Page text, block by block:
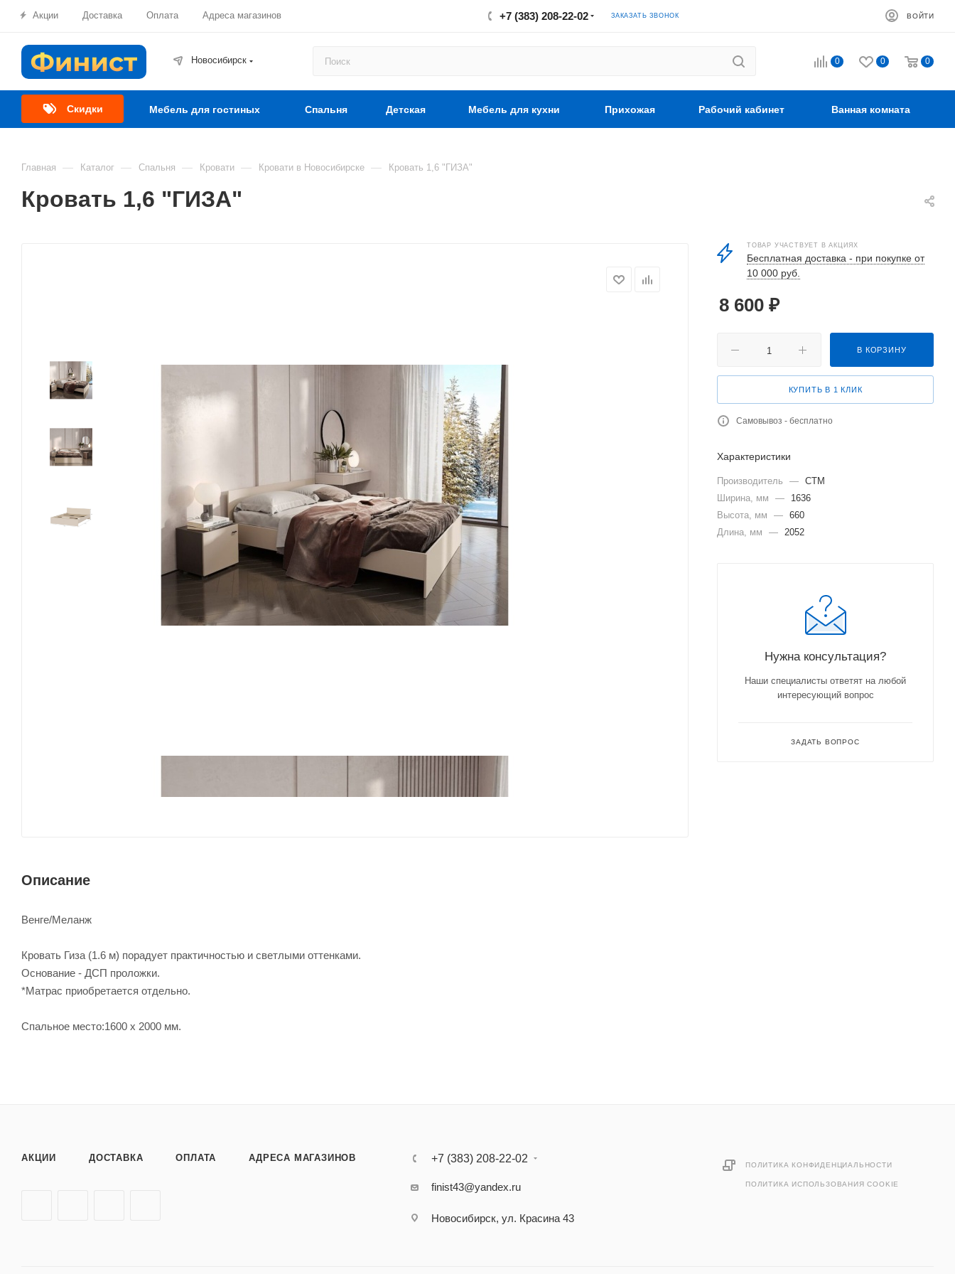
Акции Доставка Оплата Адреса магазинов +7 (383) 208-22-02 ЗАКАЗАТЬ ЗВОНОК ВОЙТИ
Новосибирск 0 0 0
Скидки Мебель для гостиных Спальня Детская Мебель для кухни Прихожая Рабочий кабинет Ванная комната
Главная — Каталог — Спальня — Кровати — Кровати в Новосибирске — Кровать 1,6 "ГИЗА"
Кровать 1,6 "ГИЗА"
Описание
Венге/Меланж
Кровать Гиза (1.6 м) порадует практичностью и светлыми оттенками.
Основание - ДСП проложки.
*Матрас приобретается отдельно.
Спальное место:1600 х 2000 мм.
ТОВАР УЧАСТВУЕТ В АКЦИЯХ
Бесплатная доставка - при покупке от
10 000 руб.
8 600 ₽
В КОРЗИНУ
КУПИТЬ В 1 КЛИК
Самовывоз - бесплатно
Характеристики
Производитель — СТМ
Ширина, мм
—
1636
Высота, мм
— 660
Длина, мм
— 2052
Нужна консультация?
Наши специалисты ответят на любой
интересующий вопрос
ЗАДАТЬ ВОПРОС
АКЦИИ ДОСТАВКА ОПЛАТА АДРЕСА МАГАЗИНОВ +7 (383) 208-22-02
finist43@yandex.ru
Новосибирск, ул. Красина 43
ПОЛИТИКА КОНФИДЕНЦИАЛЬНОСТИ
ПОЛИТИКА ИСПОЛЬЗОВАНИЯ COOKIE